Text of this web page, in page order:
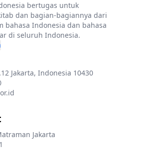
bertugas untuk
dan bagian-bagiannya dari
bahasa Indonesia dan bahasa
di seluruh Indonesia.
Jakarta, Indonesia 10430
Jakarta